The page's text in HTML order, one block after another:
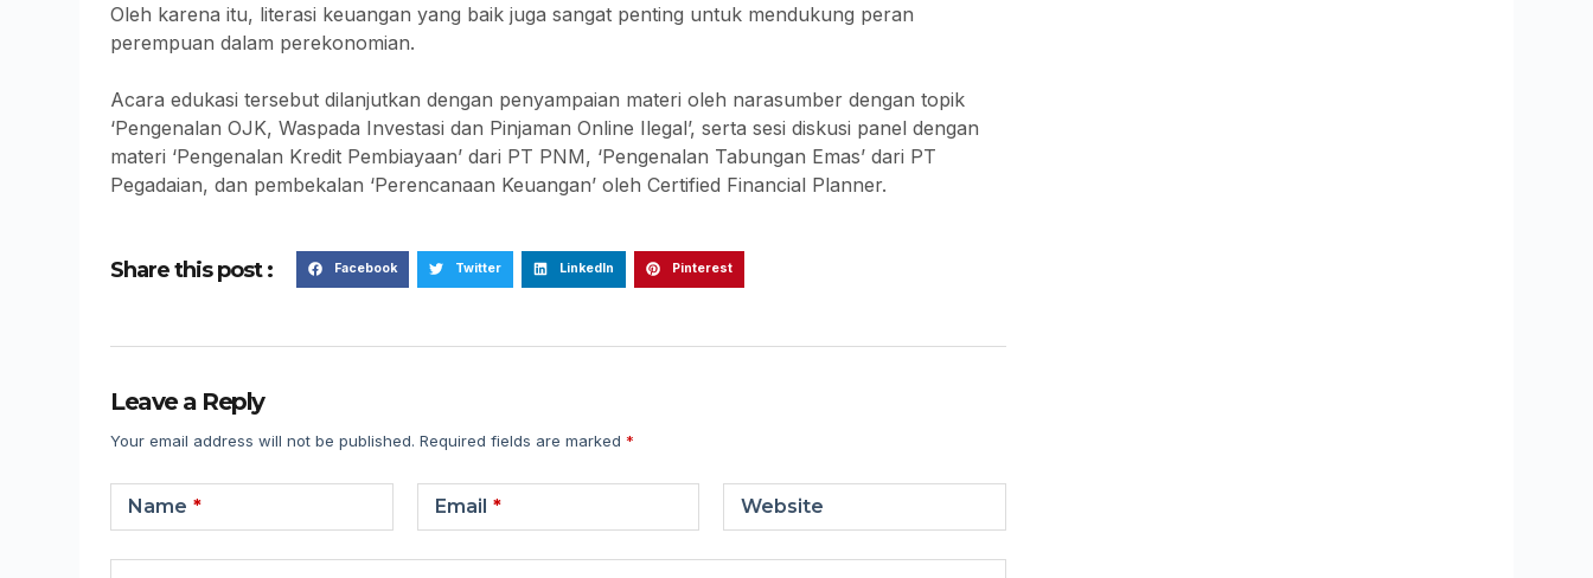
Oleh karena itu, literasi keuangan yang baik juga sangat penting untuk mendukung peran
perempuan dalam perekonomian.
Acara edukasi tersebut dilanjutkan dengan penyampaian materi oleh narasumber dengan topik
‘Pengenalan OJK, Waspada Investasi dan Pinjaman Online Ilegal’, serta sesi diskusi panel dengan
materi ‘Pengenalan Kredit Pembiayaan’ dari PT PNM, ‘Pengenalan Tabungan Emas’ dari PT
Pegadaian, dan pembekalan ‘Perencanaan Keuangan’ oleh Certified Financial Planner.
Share this post : Facebook Twitter LinkedIn Pinterest
Leave a Reply
Your email address will not be published. Required fields are marked *
Name * Email * Website